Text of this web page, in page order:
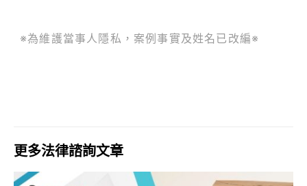
※為維護當事人隱私，案例事實及姓名已改編※
更多法律諮詢文章